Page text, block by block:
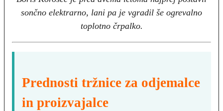
sončno elektrarno, lani pa je vgradil še ogrevalno
toplotno črpalko.
Prednosti tržnice za odjemalce
in proizvajalce